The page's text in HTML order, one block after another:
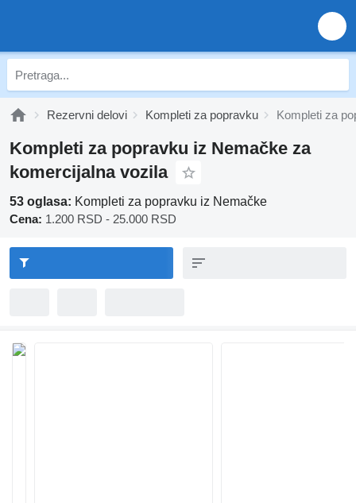
Rezervni delovi Kompleti za popravku Kompleti za
Kompleti za popravku iz Nemačke za
komercijalna vozila
53 oglasa: Kompleti za popravku iz Nemačke
Cena: 1.200 RSD - 25.000 RSD